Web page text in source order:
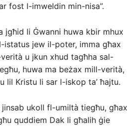
fost l-imweldin min-nisa”.
jgħid li Ġwanni huwa kbir mhux
istatus jew il-poter, imma għax
u jkun xhud tagħha sal-
huwa ma beżax mill-verità,
lil Kristu li sar l-iskop ta’ ħajtu.
ukoll fl-umiltà tiegħu, għax
quddiem Dak li għalih ġie